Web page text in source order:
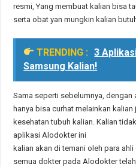
resmi, Yang membuat kalian bisa
serta obat yan mungkin kalian
TRENDING :
3
Samsung Kalian!
Sama seperti sebelumnya,
hanya bisa curhat melainkan
kesehatan tubuh kalian. Kalian
aplikasi Alodokter ini
kalian akan di temani oleh para
semua dokter pada Alodokter